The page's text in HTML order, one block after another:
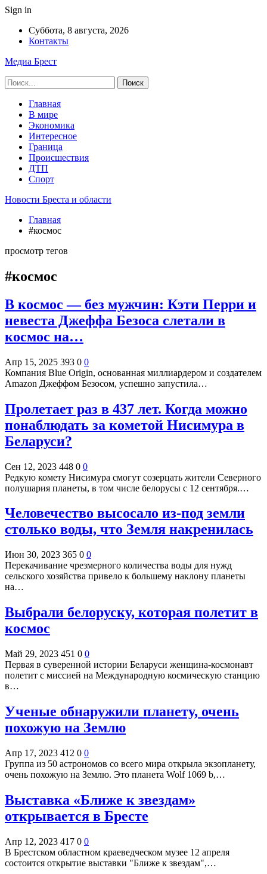
Sign in
Суббота, 8 августа, 2026
Контакты
Медиа Брест
Главная
В мире
Экономика
Интересное
Граница
Происшествия
ДТП
Спорт
Новости Бреста и области
Главная
#космос
просмотр тегов
#космос
В космос — без мужчин: Кэти Перри и
невеста Джеффа Безоса слетали в
космос на…
Апр 15, 2025 393 0 0
Компания Blue Origin, основанная миллиардером и создателем
Amazon Джеффом Безосом, успешно запустила…
Пролетает раз в 437 лет. Когда можно
понаблюдать за кометой Нисимура в
Беларуси?
Сен 12, 2023 448 0 0
Редкую комету Нисимура смогут созерцать жители Северного
полушария планеты, в том числе белорусы с 12 сентября.…
Человечество высосало из-под земли
столько воды, что Земля накренилась
Июн 30, 2023 365 0 0
Перекачивание чрезмерного количества воды для нужд
сельского хозяйства привело к большему наклону планеты
на…
Выбрали белоруску, которая полетит в
космос
Май 29, 2023 451 0 0
Первая в суверенной истории Беларуси женщина-космонавт
полетит с миссией на Международную космическую станцию
в…
Ученые обнаружили планету, очень
похожую на Землю
Апр 17, 2023 412 0 0
Группа из 50 астрономов со всего мира открыла экзопланету,
очень похожую на Землю. Это планета Wolf 1069 b,…
Выставка «Ближе к звездам»
открывается в Бресте
Апр 12, 2023 417 0 0
В Брестском областном краеведческом музее 12 апреля
состоится открытие выставки "Ближе к звездам",…